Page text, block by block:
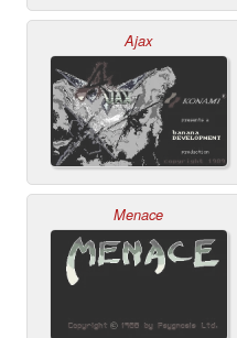
Ajax
Menace